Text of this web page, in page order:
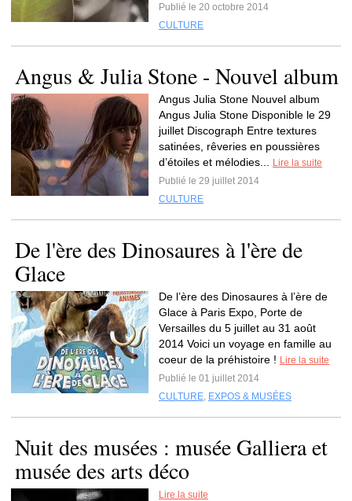
Publié le 20 octobre 2014
CULTURE
Angus & Julia Stone - Nouvel album
Angus Julia Stone Nouvel album
Angus Julia Stone Disponible le 29
juillet Discograph Entre textures
satinées, rêveries en poussières
d’étoiles et mélodies...
Lire la suite
Publié le 29 juillet 2014
CULTURE
De l'ère des Dinosaures à l'ère de
Glace
De l’ère des Dinosaures à l’ère de
Glace à Paris Expo, Porte de
Versailles du 5 juillet au 31 août
2014 Voici un voyage en famille au
coeur de la préhistoire ! Lire la suite
Publié le 01 juillet 2014
CULTURE, EXPOS & MUSÉES
Nuit des musées : musée Galliera et
musée des arts déco
Lire la suite